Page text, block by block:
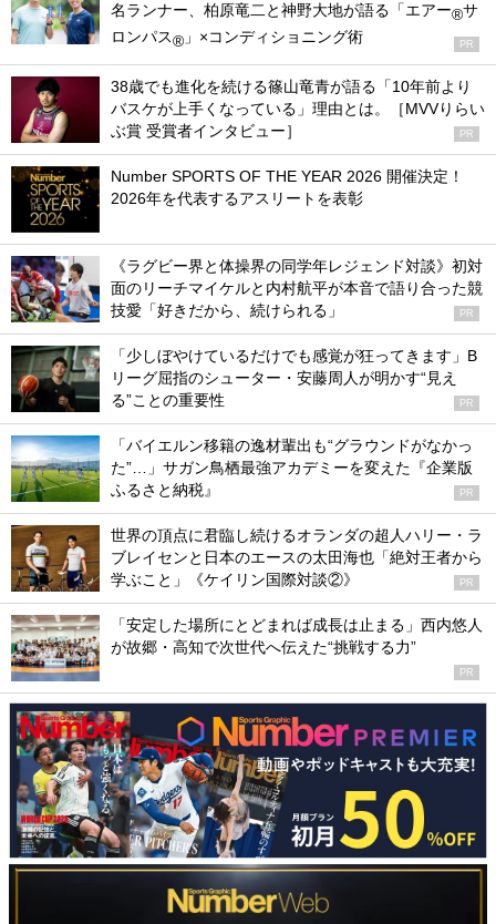
名ランナー、柏原竜二と神野大地が語る「エアー®サ
ロンパス® 」×コンディショニング術 PR
38歳でも進化を続ける篠山竜青が語る「10年前より
バスケが上手くなっている」理由とは。［MVVりらい
ぶ賞 受賞者インタビュー］
PR
Number SPORTS OF THE YEAR 2026 開催決定！
2026年を代表するアスリートを表彰
《ラグビー界と体操界の同学年レジェンド対談》初対
面のリーチマイケルと内村航平が本音で語り合った競
技愛「好きだから、続けられる」
PR
「少しぼやけているだけでも感覚が狂ってきます」B
リーグ屈指のシューター・安藤周人が明かす“見え
る”ことの重要性
PR
「バイエルン移籍の逸材輩出も“グラウンドがなかっ
た”…」サガン鳥栖最強アカデミーを変えた『企業版
ふるさと納税』
PR
世界の頂点に君臨し続けるオランダの超人ハリー・ラ
ブレイセンと日本のエースの太田海也「絶対王者から
学ぶこと」《ケイリン国際対談②》
PR
「安定した場所にとどまれば成長は止まる」西内悠人
が故郷・高知で次世代へ伝えた“挑戦する力”
PR